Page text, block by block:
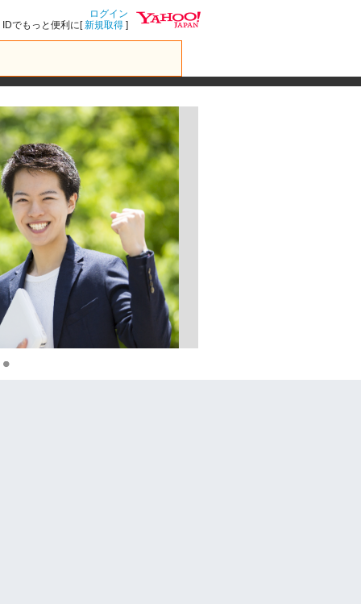
ログイン
IDでもっと便利に[新規取得 ]